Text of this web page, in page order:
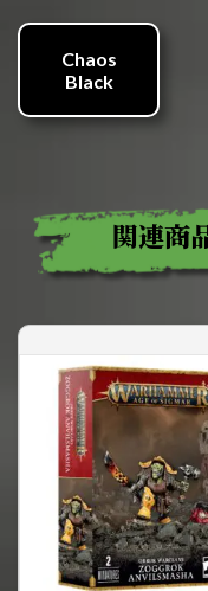
Chaos
Black
関連商